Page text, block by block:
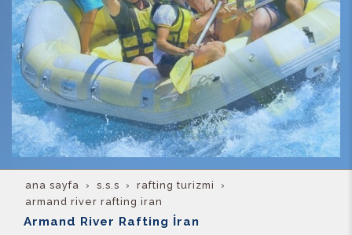
ana sayfa s.s.s
rafting turizmi
armand river rafting i̇ran
Armand River Rafting İran